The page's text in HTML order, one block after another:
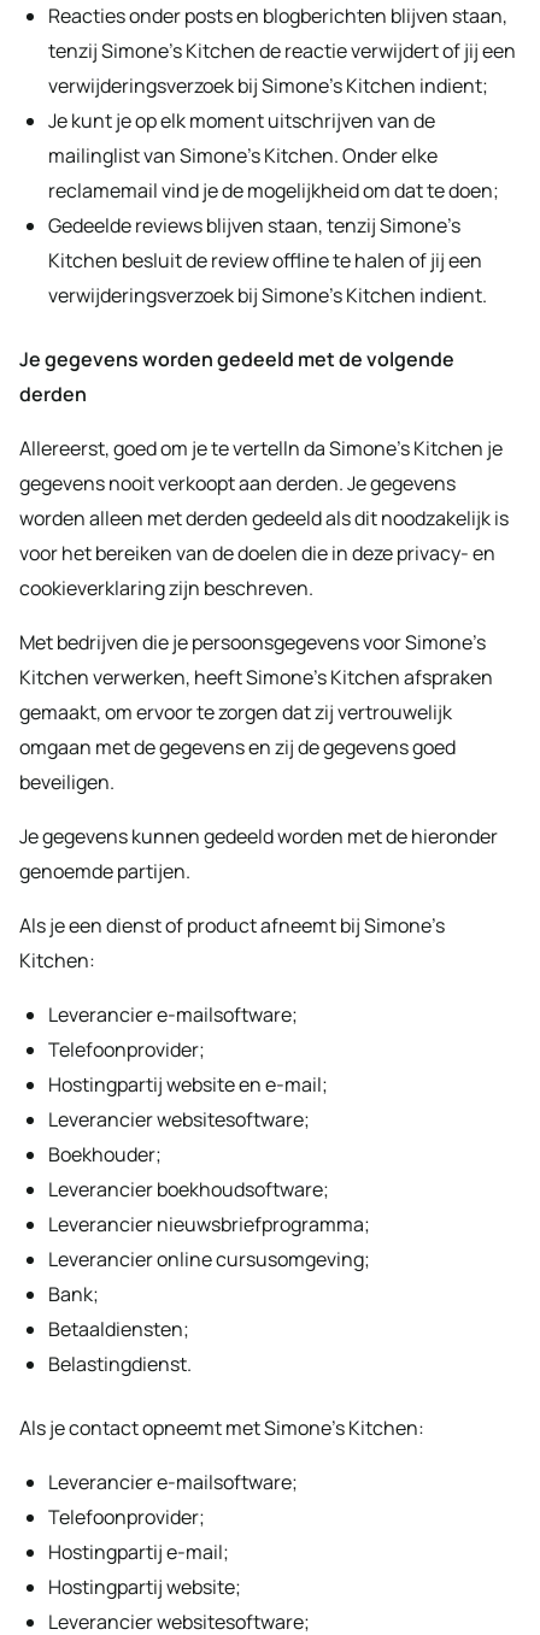
Reacties onder posts en blogberichten blijven staan,
tenzij Simone’s Kitchen de reactie verwijdert of jij een
verwijderingsverzoek bij Simone’s Kitchen indient;
Je kunt je op elk moment uitschrijven van de
mailinglist van Simone’s Kitchen. Onder elke
reclamemail vind je de mogelijkheid om dat te doen;
Gedeelde reviews blijven staan, tenzij Simone’s
Kitchen besluit de review offline te halen of jij een
verwijderingsverzoek bij Simone’s Kitchen indient.
Je gegevens worden gedeeld met de volgende
derden
Allereerst, goed om je te vertelln da Simone’s Kitchen je
gegevens nooit verkoopt aan derden. Je gegevens
worden alleen met derden gedeeld als dit noodzakelijk is
voor het bereiken van de doelen die in deze privacy- en
cookieverklaring zijn beschreven.
Met bedrijven die je persoonsgegevens voor Simone’s
Kitchen verwerken, heeft Simone’s Kitchen afspraken
gemaakt, om ervoor te zorgen dat zij vertrouwelijk
omgaan met de gegevens en zij de gegevens goed
beveiligen.
Je gegevens kunnen gedeeld worden met de hieronder
genoemde partijen.
Als je een dienst of product afneemt bij Simone’s
Kitchen:
Leverancier e-mailsoftware;
Telefoonprovider;
Hostingpartij website en e-mail;
Leverancier websitesoftware;
Boekhouder;
Leverancier boekhoudsoftware;
Leverancier nieuwsbriefprogramma;
Leverancier online cursusomgeving;
Bank;
Betaaldiensten;
Belastingdienst.
Als je contact opneemt met Simone’s Kitchen:
Leverancier e-mailsoftware;
Telefoonprovider;
Hostingpartij e-mail;
Hostingpartij website;
Leverancier websitesoftware;